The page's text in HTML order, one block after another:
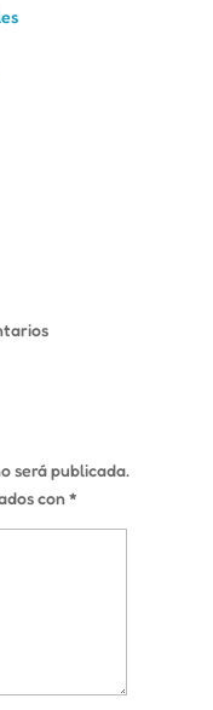
será publicada.
con*